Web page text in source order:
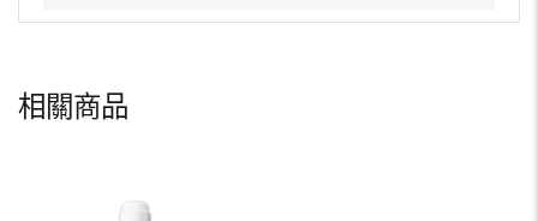
相關商品